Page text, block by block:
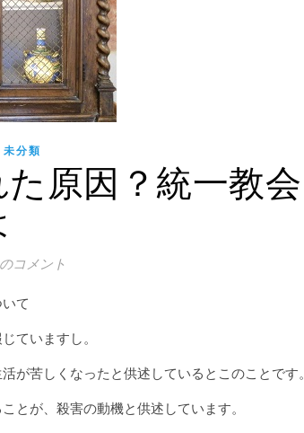
未分類
原因？統一教会
コメント
て
ていますし。
が苦しくなったと供述しているとこのことです。
とが、殺害の動機と供述しています。